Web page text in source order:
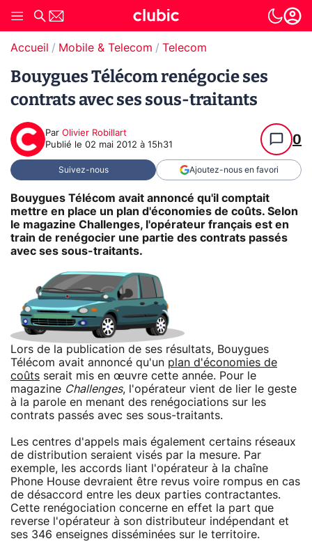
Accueil Mobile & Telecom Telecom
Bouygues Télécom renégocie ses
contrats avec ses sous-traitants
Par Olivier Robillart
Publié le 02 mai 2012 à 15h31 0
Suivez-nous Ajoutez-nous en favori
Bouygues Télécom avait annoncé qu'il comptait
mettre en place un plan d'économies de coûts. Selon
le magazine Challenges, l'opérateur français est en
train de renégocier une partie des contrats passés
avec ses sous-traitants.
Lors de la publication de ses résultats, Bouygues
Télécom avait annoncé qu'un plan d'économies de
coûts serait mis en œuvre cette année. Pour le
magazine Challenges, l'opérateur vient de lier le geste
à la parole en menant des renégociations sur les
contrats passés avec ses sous-traitants.
Les centres d'appels mais également certains réseaux
de distribution seraient visés par la mesure. Par
exemple, les accords liant l'opérateur à la chaîne
Phone House devraient être revus voire rompus en cas
de désaccord entre les deux parties contractantes.
Cette renégociation concerne en effet la part que
reverse l'opérateur à son distributeur indépendant et
ses 346 enseignes disséminées sur le territoire.